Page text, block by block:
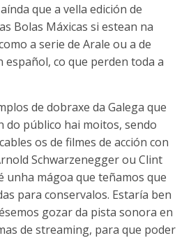
que a vella edición de
Bolas Máxicas si estean na
a serie de Arale ou a de
español, co que perden toda a
de dobraxe da Galega que
do público hai moitos, sendo
os de filmes de acción con
Schwarzenegger ou Clint
unha mágoa que teñamos que
para conservalos. Estaría ben
gozar da pista sonora en
de streaming, para que poder